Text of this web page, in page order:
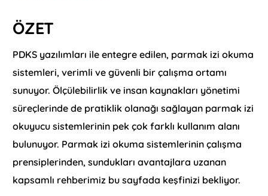
ÖZET
PDKS yazılımları ile entegre edilen, parmak izi okuma
sistemleri, verimli ve güvenli bir çalışma ortamı
sunuyor. Ölçülebilirlik ve insan kaynakları yönetimi
süreçlerinde de pratiklik olanağı sağlayan parmak izi
okuyucu sistemlerinin pek çok farklı kullanım alanı
bulunuyor. Parmak izi okuma sistemlerinin çalışma
prensiplerinden, sundukları avantajlara uzanan
kapsamlı rehberimiz bu sayfada keşfinizi bekliyor.